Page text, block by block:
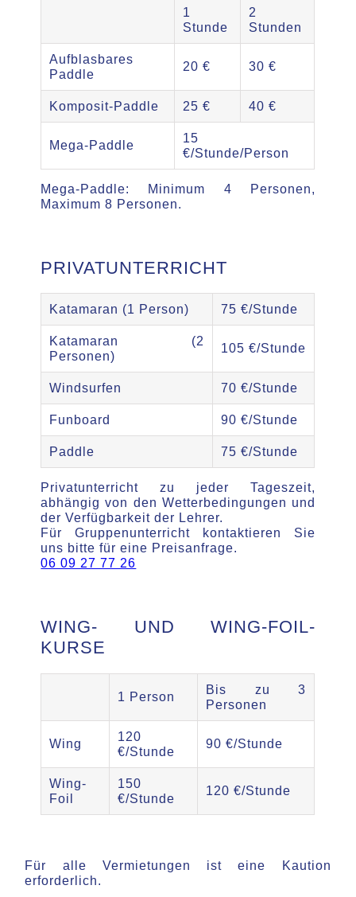
1
Stunde
2
Stunden
Aufblasbares
Paddle
20 € 30 €
Komposit-Paddle 25 € 40 €
Mega-Paddle
15
€/Stunde/Person
Mega-Paddle: Minimum 4 Personen,
Maximum 8 Personen.
PRIVATUNTERRICHT
Katamaran (1 Person) 75 €/Stunde
Katamaran (2
Personen)
105 €/Stunde
Windsurfen 70 €/Stunde
Funboard 90 €/Stunde
Paddle 75 €/Stunde
Privatunterricht zu jeder Tageszeit,
abhängig von den Wetterbedingungen und
der Verfügbarkeit der Lehrer.
Für Gruppenunterricht kontaktieren Sie
uns bitte für eine Preisanfrage.
06 09 27 77 26
WING- UND WING-FOIL-
KURSE
1 Person
Bis zu 3
Personen
Wing
120
€/Stunde
90 €/Stunde
Wing-
Foil
150
€/Stunde
120 €/Stunde
Für alle Vermietungen ist eine Kaution
erforderlich.